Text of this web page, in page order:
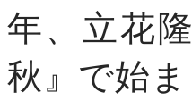
年、立花
秋』で始